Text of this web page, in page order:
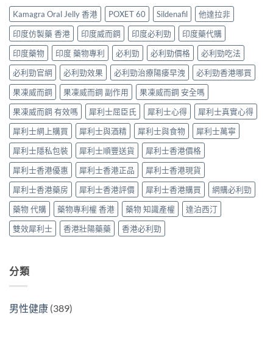
及
正
貨
分
辨
指
南〉
中
效
果
與
選
購
指
南〉
中
印
度
仿
製
藥
選
購
指
南〉
中
分、
效
果、
價
錢、
副
作
用
全
面
對
比
（2026
更
新）〉
中
港
購
買
指
南：
犀
利
士
學
名
藥
價
錢、
每
日
5mg
與
20mg
用
法
及
正
貨
Kamagra Oral Jelly 香港 POXET 60 Sildenafil
他達拉非
印度仿製藥 香港
印度威而鋼 印度必利勁
印度藥代購
印度藥物
印度 藥物專利 必利勁 必利勁價格
必利勁吃法
必利勁官網
必利勁效果 必利勁治療陽痿早洩
必利勁香港哪買
果凍威而鋼
果凍威而鋼 副作用
果凍威而鋼 安全嗎
果凍威而鋼 有效嗎
犀利士屈臣氏 犀利士心得
犀利士真實心得
犀利士網上購買
犀利士與酒精 犀利士與食物
犀利士萬寧
犀利士隱私包裝
犀利士順豐送貨
犀利士香港價格
犀利士香港優惠
犀利士香港正品
犀利士香港現貨
犀利士香港藥房
犀利士香港評價 犀利士香港購買
網購必利勁
藥物 代購
藥物專利權 香港 藥物 知識產權
達泊西汀
雙效犀利士
香港壯陽藥藥 香港必利勁
分類
男性健康 (389)